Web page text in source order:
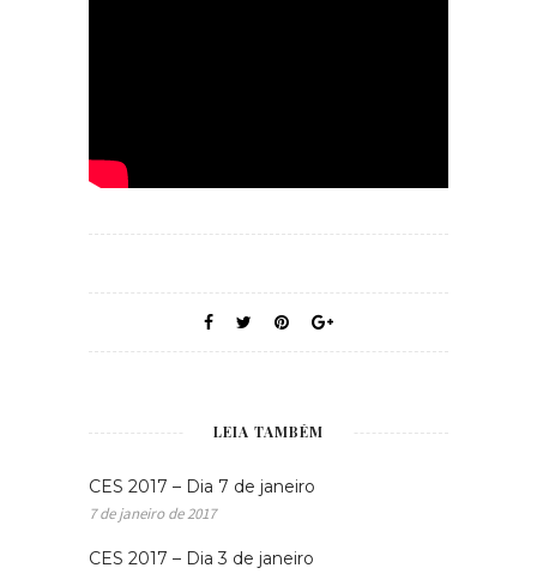
LEIA TAMBÉM
CES 2017 – Dia 7 de janeiro
7 de janeiro de 2017
CES 2017 – Dia 3 de janeiro